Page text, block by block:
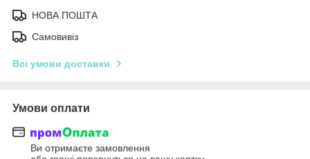
НОВА ПОШТА
Самовивіз
Всі умови доставки
Умови оплати
Ви отримаєте замовлення